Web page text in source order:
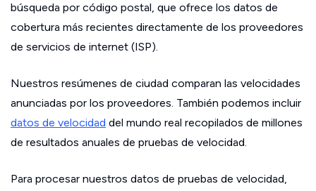
búsqueda por código postal, que ofrece los datos de
cobertura más recientes directamente de los proveedores
de servicios de internet (ISP).
Nuestros resúmenes de ciudad comparan las velocidades
anunciadas por los proveedores. También podemos incluir
datos de velocidad del mundo real recopilados de millones
de resultados anuales de pruebas de velocidad.
Para procesar nuestros datos de pruebas de velocidad,